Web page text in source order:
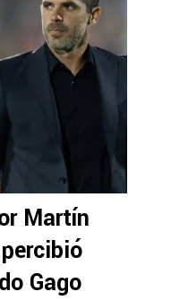
Martín
Gago